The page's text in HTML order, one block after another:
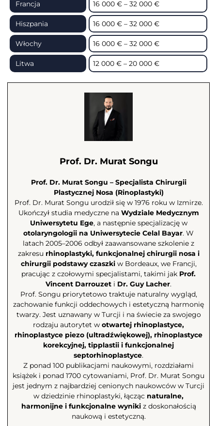
Francja 16 000 € – 32 000 €
Hiszpania 16 000 € – 32 000 €
Włochy 16 000 € – 32 000 €
Litwa 12 000 € – 20 000 €
Prof. Dr. Murat Songu
Prof. Dr. Murat Songu – Specjalista Chirurgii
Plastycznej Nosa (Rinoplastyki)
Prof. Dr. Murat Songu urodził się w 1976 roku w Izmirze.
Ukończył studia medyczne na Wydziale Medycznym
Uniwersytetu Ege, a następnie specjalizację w
otolaryngologii na Uniwersytecie Celal Bayar. W
latach 2005–2006 odbył zaawansowane szkolenie z
zakresu rhinoplastyki, funkcjonalnej chirurgii nosa i
chirurgii podstawy czaszkiw Bordeaux, we Francji,
pracując z czołowymi specjalistami, takimi jak Prof.
Vincent Darrouzet i Dr. Guy Lacher.
Prof. Songu priorytetowo traktuje naturalny wygląd,
zachowanie funkcji oddechowych i estetyczną harmonię
twarzy. Jest uznawany w Turcji i na świecie za swojego
rodzaju autorytet w otwartej rhinoplastyce,
rhinoplastyce piezo (ultradźwiękowej), rhinoplastyce
korekcyjnej, tipplastii i funkcjonalnej
septorhinoplastyce.
Z ponad 100 publikacjami naukowymi, rozdziałami
książek i ponad 1700 cytowaniami, Prof. Dr. Murat Songu
jest jednym z najbardziej cenionych naukowców w Turcji
w dziedzinie rhinoplastyki, łącząc naturalne,
harmonijne i funkcjonalne wynikiz doskonałością
naukową i estetyczną.